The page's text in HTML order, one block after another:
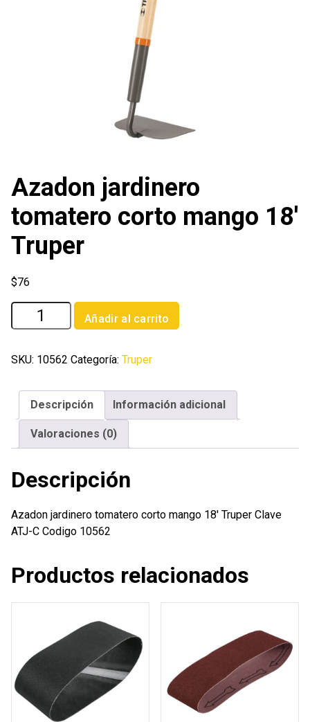
Azadon jardinero
tomatero corto mango 18′
Truper
$76
Azadon
jardinero
corto
18'
Truper
cantidad
Añadir al carrito
SKU: 10562 Categoría: Truper
Descripción Información adicional
Valoraciones (0)
Descripción
Azadon jardinero tomatero corto mango 18′ Truper Clave
ATJ-C Codigo 10562
Productos relacionados